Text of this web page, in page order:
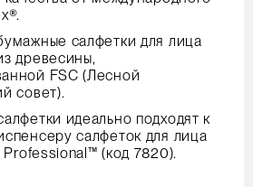
салфетки для лица
древесины,
FSC (Лесной
совет).
идеально подходят к
салфеток для лица
(код 7820).